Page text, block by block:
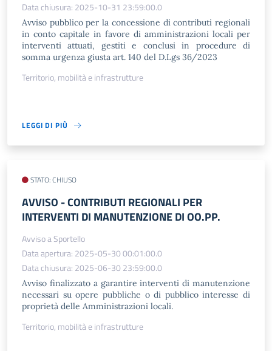
Data chiusura: 2025-10-31 23:59:00.0
Avviso pubblico per la concessione di contributi regionali
in conto capitale in favore di amministrazioni locali per
interventi attuati, gestiti e conclusi in procedure di
somma urgenza giusta art. 140 del D.Lgs 36/2023
Territorio, mobilità e infrastrutture
LEGGI DI PIÙ
STATO: CHIUSO
AVVISO - CONTRIBUTI REGIONALI PER
INTERVENTI DI MANUTENZIONE DI OO.PP.
Avviso a Sportello
Data apertura: 2025-05-30 00:01:00.0
Data chiusura: 2025-06-30 23:59:00.0
Avviso finalizzato a garantire interventi di manutenzione
necessari su opere pubbliche o di pubblico interesse di
proprietà delle Amministrazioni locali.
Territorio, mobilità e infrastrutture